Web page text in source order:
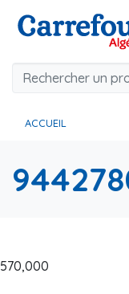
ACCUEIL
570,000